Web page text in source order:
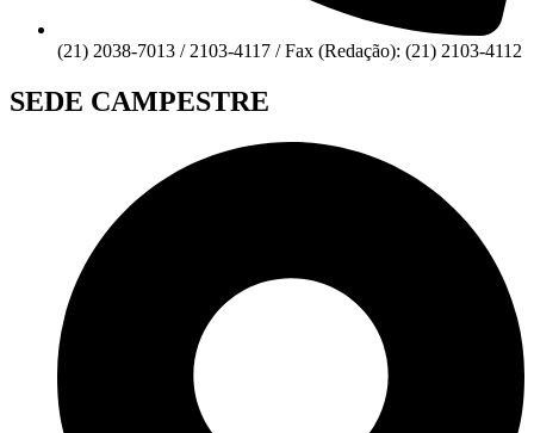
(21) 2038-7013 / 2103-4117 / Fax (Redação): (21) 2103-4112
SEDE CAMPESTRE